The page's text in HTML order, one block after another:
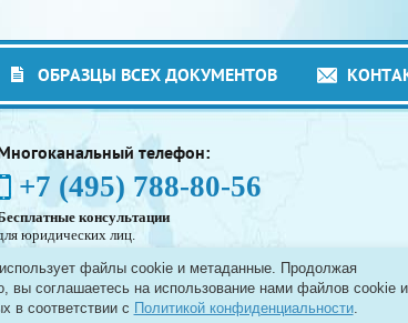
файлы cookie и метаданные. Продолжая
вы соглашаетесь на использование нами файлов cookie и
в соответствии с Политикой конфиденциальности.
ОБРАЗЦЫ ВСЕХ ДОКУМЕНТОВ
телефон:
+7 (495) 788-80-56
консультации
юридических лиц.
оформление грузов в аэропортах
- Шереметьево, Домодедово и Внуково, а